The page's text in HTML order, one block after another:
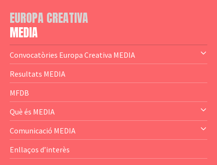
EUROPA CREATIVA
MEDIA
Convocatòries Europa Creativa MEDIA
— Content Cluster
— Business Cluster
— Audience Cluster
— Altres
Resultats MEDIA
MFDB
Què és MEDIA
— El subprograma MEDIA
— Agència Executiva
Comunicació MEDIA
— Estrenes a Catalunya
Enllaços d’interès